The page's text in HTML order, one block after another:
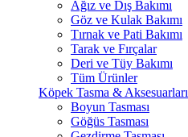
Ağız ve Dış Bakımı
Göz ve Kulak Bakımı
Tırnak ve Pati Bakımı
Tarak ve Fırçalar
Deri ve Tüy Bakımı
Tüm Ürünler
Köpek Tasma & Aksesuarları
Boyun Tasması
Göğüs Tasması